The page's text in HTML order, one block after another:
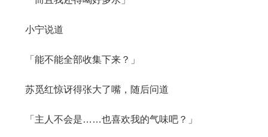
小宁说道
「能不能全部收集下来？」
苏觅红惊讶得张大了嘴，随后问道
「主人不会是……也喜欢我的气味吧？」